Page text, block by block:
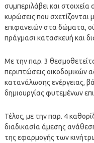
συμπεριλάβει και
κυρώσεις που
επιφανειών στα δώματα,
πράγμασι κατασκευή και
Με την παρ. 3
περιπτώσεις οικοδομικών
κατανάλωσης ενέργειας,
δημιουργίας φυτεμένων
Τέλος, με την παρ. 4
διαδικασία άμεσης
της εφαρμογής των